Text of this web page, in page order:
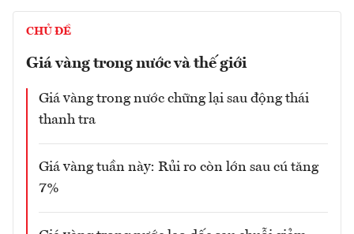
CHỦ ĐỀ
Giá vàng trong nước và thế giới
Giá vàng trong nước chững lại sau động thái
thanh tra
Giá vàng tuần này: Rủi ro còn lớn sau cú tăng
7%